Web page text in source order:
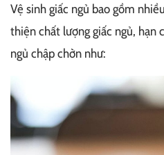
Vệ sinh giấc ngủ bao gồm
thiện chất lượng giấc ngủ, hạn
ngủ chập chờn như: